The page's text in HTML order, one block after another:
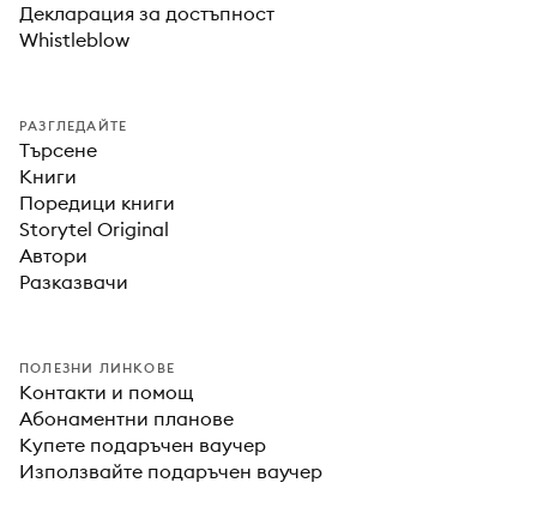
Декларация за достъпност
Whistleblow
РАЗГЛЕДАЙТЕ
Търсене
Книги
Поредици книги
Storytel Original
Автори
Разказвачи
ПОЛЕЗНИ ЛИНКОВЕ
Контакти и помощ
Абонаментни планове
Купете подаръчен ваучер
Използвайте подаръчен ваучер